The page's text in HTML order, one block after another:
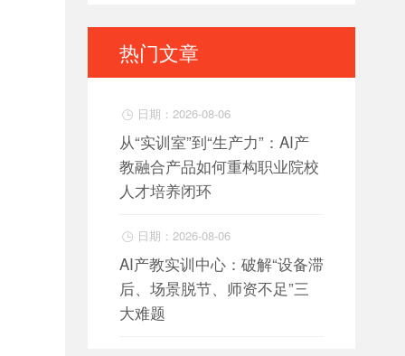
热门文章
 日期：2026-08-06
从“实训室”到“生产力”：AI产
教融合产品如何重构职业院校
人才培养闭环
 日期：2026-08-06
AI产教实训中心：破解“设备滞
后、场景脱节、师资不足”三
大难题